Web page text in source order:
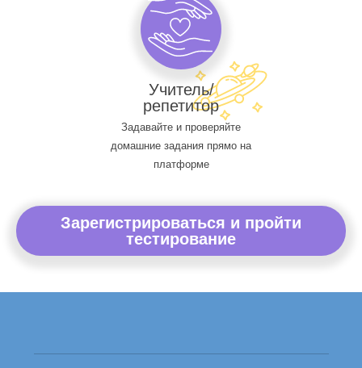
Учитель/
репетитор
Задавайте и проверяйте
домашние задания прямо на
платформе
Зарегистрироваться и пройти
тестирование